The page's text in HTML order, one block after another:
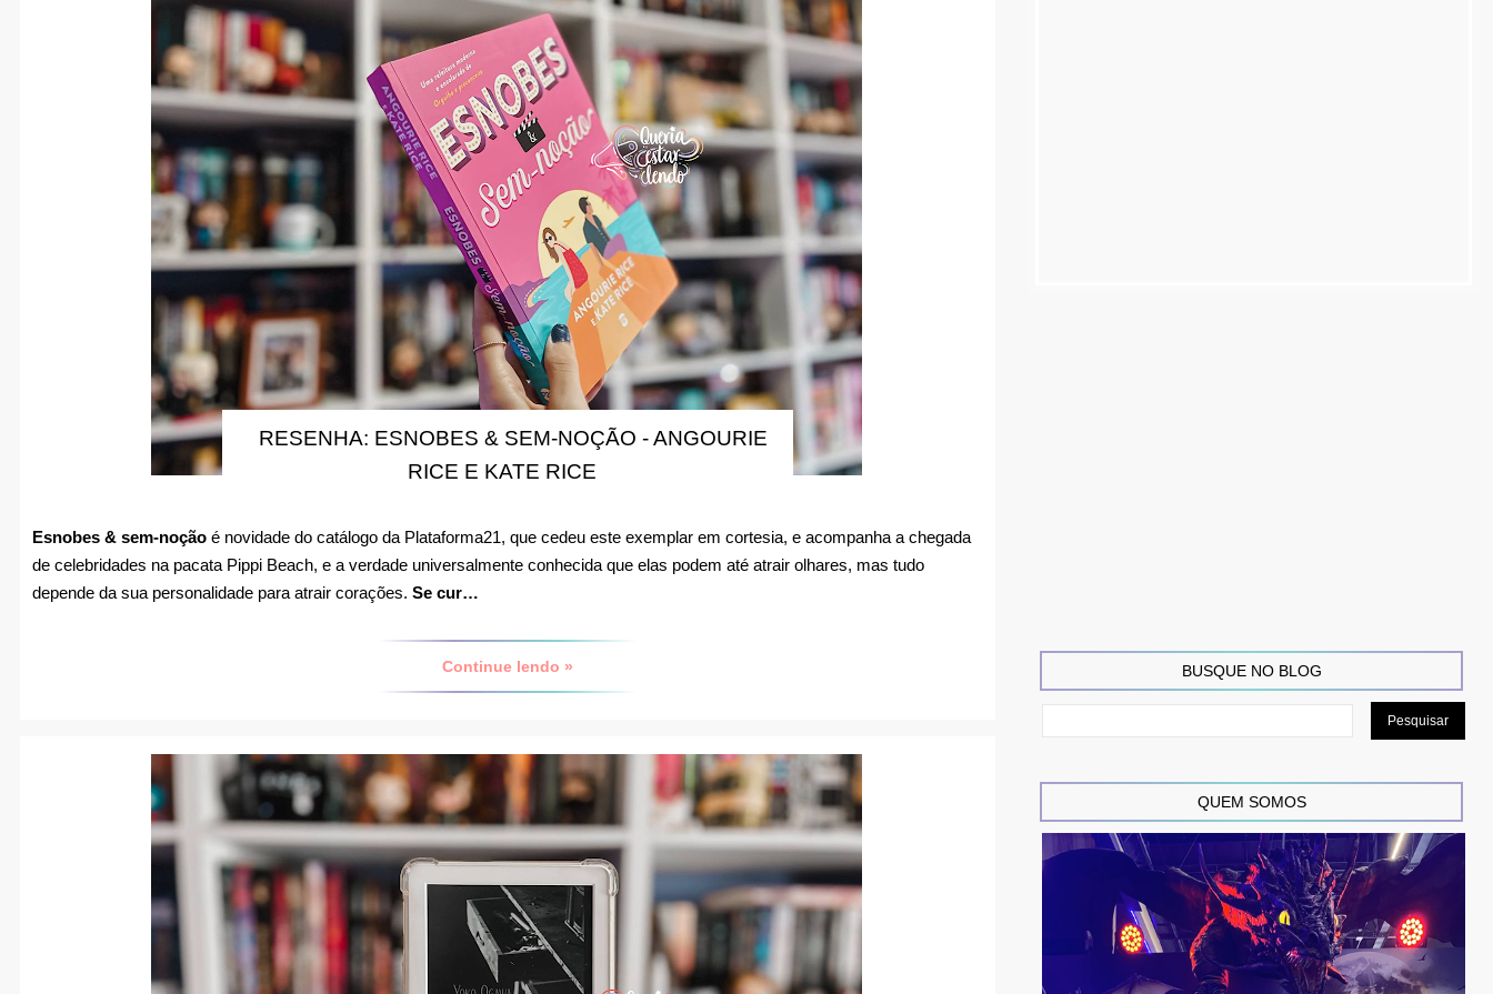
RESENHA: ESNOBES & SEM-NOÇÃO - ANGOURIE
RICE E KATE RICE
Esnobes & sem-noção é novidade do catálogo da Plataforma21, que cedeu este exemplar em cortesia, e acompanha a chegada
de celebridades na pacata Pippi Beach, e a verdade universalmente conhecida que elas podem até atrair olhares, mas tudo
depende da sua personalidade para atrair corações. Se cur…
Continue lendo » BUSQUE NO BLOG
QUEM SOMOS